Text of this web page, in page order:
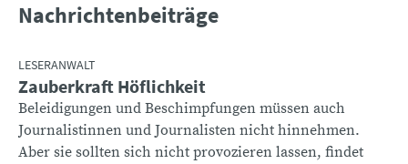
Nachrichtenbeiträge
LESERANWALT
Zauberkraft Höflichkeit
Beleidigungen und Beschimpfungen müssen auch
Journalistinnen und Journalisten nicht hinnehmen.
Aber sie sollten sich nicht provozieren lassen, findet